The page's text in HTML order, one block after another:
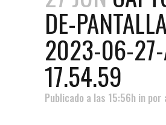
DE-
2023-06-
17.54.59
Publicado a las 15:56h in por